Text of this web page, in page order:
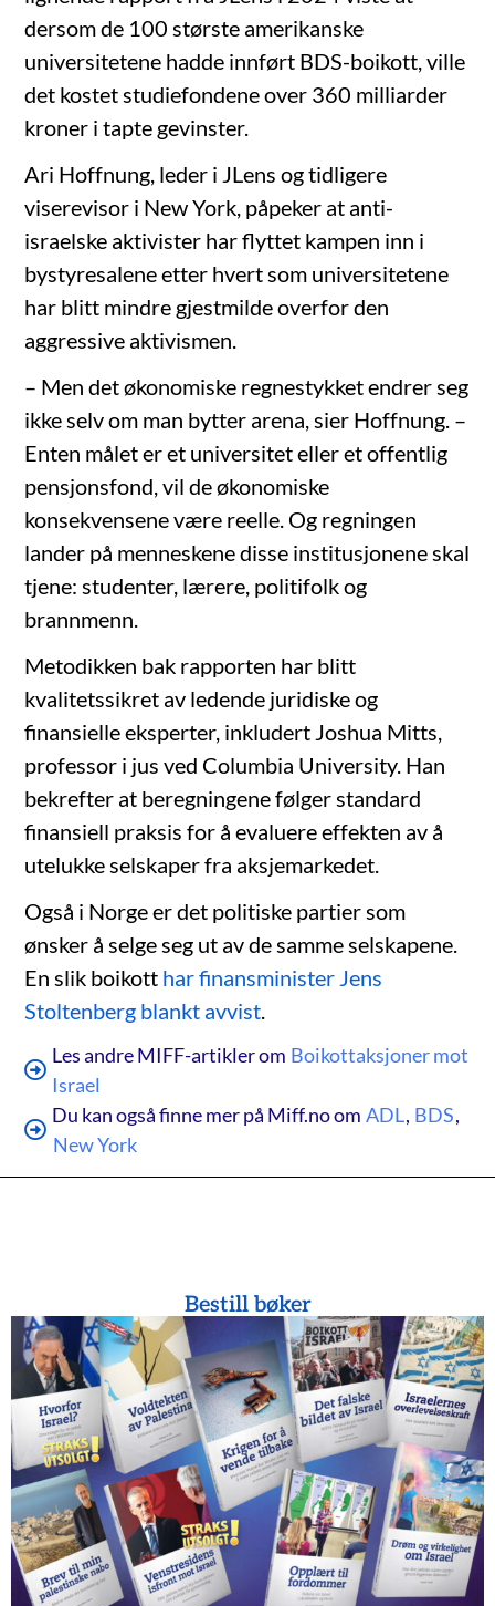
dersom de 100 største amerikanske
universitetene hadde innført BDS-boikott, ville
det kostet studiefondene over 360 milliarder
kroner i tapte gevinster.
Ari Hoffnung, leder i JLens og tidligere
viserevisor i New York, påpeker at anti-
israelske aktivister har flyttet kampen inn i
bystyresalene etter hvert som universitetene
har blitt mindre gjestmilde overfor den
aggressive aktivismen.
– Men det økonomiske regnestykket endrer seg
ikke selv om man bytter arena, sier Hoffnung. –
Enten målet er et universitet eller et offentlig
pensjonsfond, vil de økonomiske
konsekvensene være reelle. Og regningen
lander på menneskene disse institusjonene skal
tjene: studenter, lærere, politifolk og
brannmenn.
Metodikken bak rapporten har blitt
kvalitetssikret av ledende juridiske og
finansielle eksperter, inkludert Joshua Mitts,
professor i jus ved Columbia University. Han
bekrefter at beregningene følger standard
finansiell praksis for å evaluere effekten av å
utelukke selskaper fra aksjemarkedet.
Også i Norge er det politiske partier som
ønsker å selge seg ut av de samme selskapene.
En slik boikott har finansminister Jens
Stoltenberg blankt avvist
Les andre MIFF-artikler om Boikottaksjoner mot
Israel
Du kan også finne mer på Miff.no om ADL, BDS,
New York
Bestill bøker